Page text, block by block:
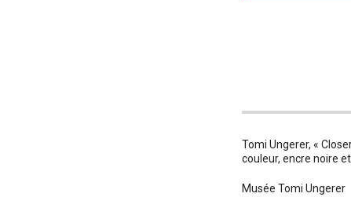
Tomi Ungerer, «
couleur, encre noire
Musée Tomi Ungerer